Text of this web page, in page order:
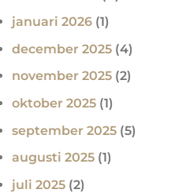
januari 2026 (1)
december 2025 (4)
november 2025 (2)
oktober 2025 (1)
september 2025 (5)
augusti 2025 (1)
juli 2025 (2)